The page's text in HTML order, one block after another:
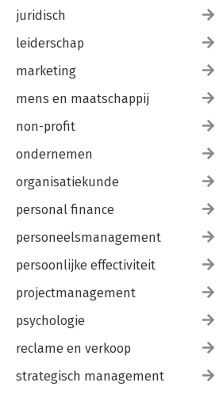
juridisch
leiderschap
marketing
mens en maatschappij
non-profit
ondernemen
organisatiekunde
personal finance
personeelsmanagement
persoonlijke effectiviteit
projectmanagement
psychologie
reclame en verkoop
strategisch management